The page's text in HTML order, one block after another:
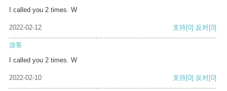
I called you 2 times. W
2022-02-12 支持[0] 反对[0]
游客
I called you 2 times. W
2022-02-10 支持[0] 反对[0]